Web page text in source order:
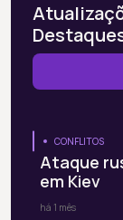
CONFLITOS
Ataque
em Kiev
há 1 mês